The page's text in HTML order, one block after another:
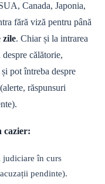
Canada, Japonia,
fără viză pentru până
zile. Chiar și la intrarea
călătorie,
pot întreba despre
răspunsuri
cazier:
judiciare în curs
pendinte).